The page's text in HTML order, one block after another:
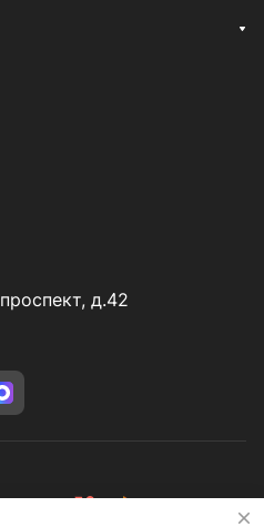
д.42